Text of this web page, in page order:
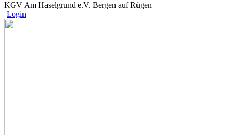
KGV Am Haselgrund e.V. Bergen auf Rügen
Login